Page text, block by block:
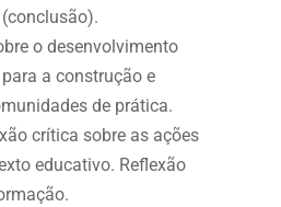
o desenvolvimento
a construção e
de prática.
crítica sobre as ações
educativo. Reflexão